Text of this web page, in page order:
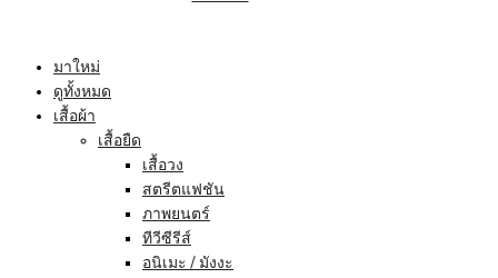
มาใหม่
ดูทั้งหมด
เสื้อผ้า
เสื้อยืด
เสื้อวง
สตรีตแฟชัน
ภาพยนตร์
ทีวีซีรีส์
อนิเมะ / มังงะ